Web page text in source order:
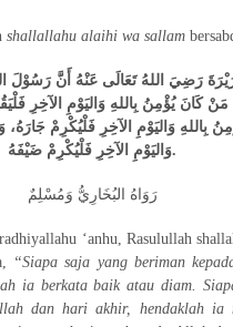
shallallahu alaihi wa sallam
رَضِيَ اللهُ تَعَالَى عَنْهُ أَنَّ رَسُوْلَ
كَانَ يُؤْمِنُ بِاللهِ وَاليَوْمِ الآخِرِ
بِاللهِ وَاليَوْمِ الآخِرِ فَلْيُكْرِمْ جَارَهُ،
وَاليَوْمِ الآخِرِ فَلْيُكْرِمْ ضَيْفَهُ.
رَوَاهُ البُخَارِيُّ وَمُسْلِمٌ
‘anhu, Rasulullah
“Siapa saja yang beriman
ia berkata baik atau diam.
dan hari akhir, hendaklah ia